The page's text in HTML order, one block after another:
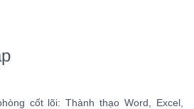
cốt lõi: Thành thạo Word, Excel,